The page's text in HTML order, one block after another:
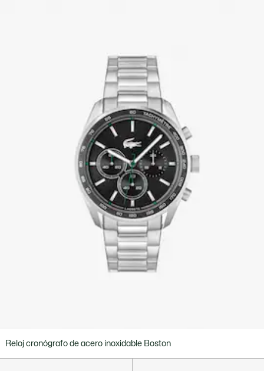
Reloj cronógrafo de acero inoxidable Boston